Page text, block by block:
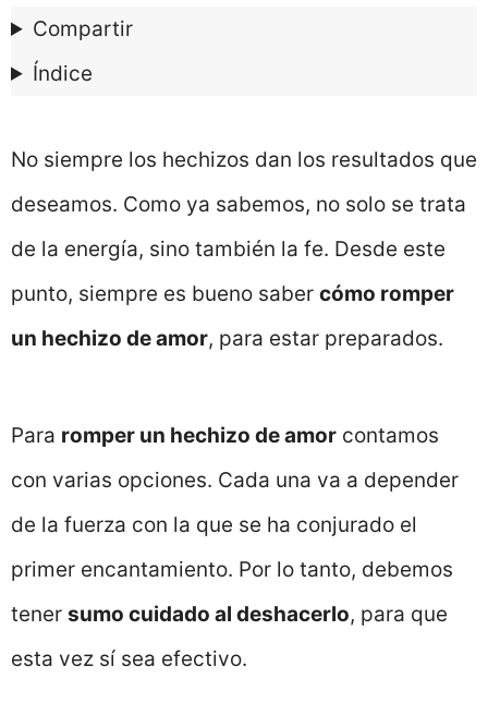
Compartir
Índice
No siempre los hechizos dan los resultados que
deseamos. Como ya sabemos, no solo se trata
de la energía, sino también la fe. Desde este
punto, siempre es bueno saber cómo romper
un hechizo de amor, para estar preparados.
Para romper un hechizo de amor contamos
con varias opciones. Cada una va a depender
de la fuerza con la que se ha conjurado el
primer encantamiento. Por lo tanto, debemos
tener sumo cuidado al deshacerlo, para que
esta vez sí sea efectivo.